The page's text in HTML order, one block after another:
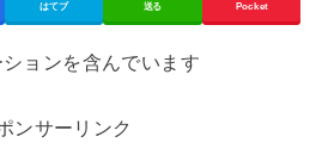
はてブ 送る Pocket
ョンを含んでいます
ンサーリンク